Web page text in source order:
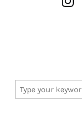
for: